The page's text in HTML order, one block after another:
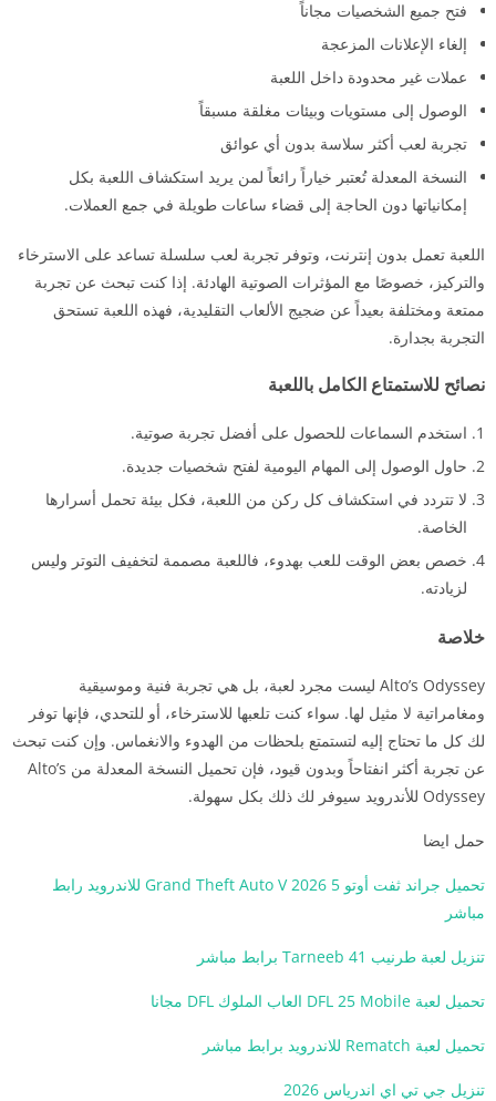
فتح جميع الشخصيات مجاناً
إلغاء الإعلانات المزعجة
عملات غير محدودة داخل اللعبة
الوصول إلى مستويات وبيئات مغلقة مسبقاً
تجربة لعب أكثر سلاسة بدون أي عوائق
النسخة المعدلة تُعتبر خياراً رائعاً لمن يريد استكشاف اللعبة بكل
إمكانياتها دون الحاجة إلى قضاء ساعات طويلة في جمع العملات.
اللعبة تعمل بدون إنترنت، وتوفر تجربة لعب سلسلة تساعد على الاسترخاء
والتركيز، خصوصًا مع المؤثرات الصوتية الهادئة. إذا كنت تبحث عن تجربة
ممتعة ومختلفة بعيداً عن ضجيج الألعاب التقليدية، فهذه اللعبة تستحق
التجربة بجدارة.
نصائح للاستمتاع الكامل باللعبة
استخدم السماعات للحصول على أفضل تجربة صوتية.
حاول الوصول إلى المهام اليومية لفتح شخصيات جديدة.
لا تتردد في استكشاف كل ركن من اللعبة، فكل بيئة تحمل أسرارها
الخاصة.
خصص بعض الوقت للعب بهدوء، فاللعبة مصممة لتخفيف التوتر وليس
لزيادته.
خلاصة
Alto’s Odyssey ليست مجرد لعبة، بل هي تجربة فنية وموسيقية
ومغامراتية لا مثيل لها. سواء كنت تلعبها للاسترخاء، أو للتحدي، فإنها توفر
لك كل ما تحتاج إليه لتستمتع بلحظات من الهدوء والانغماس. وإن كنت تبحث
عن تجربة أكثر انفتاحاً وبدون قيود، فإن تحميل النسخة المعدلة من Alto’s
Odyssey للأندرويد سيوفر لك ذلك بكل سهولة.
حمل ايضا
تحميل جراند ثفت أوتو 5 Grand Theft Auto V 2026 للاندرويد رابط
مباشر
تنزيل لعبة طرنيب 41 Tarneeb برابط مباشر
تحميل لعبة DFL 25 Mobile العاب الملوك DFL مجانا
تحميل لعبة Rematch للاندرويد برابط مباشر
تنزيل جي تي اي اندرياس 2026